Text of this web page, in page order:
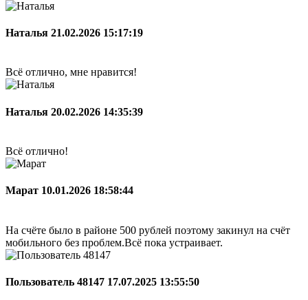
Наталья 21.02.2026 15:17:19
Всё отлично, мне нравится!
Наталья 20.02.2026 14:35:39
Всё отлично!
Марат 10.01.2026 18:58:44
На счёте было в районе 500 рублей поэтому закинул на счёт
мобильного без проблем.Всё пока устраивает.
Пользователь 48147 17.07.2025 13:55:50